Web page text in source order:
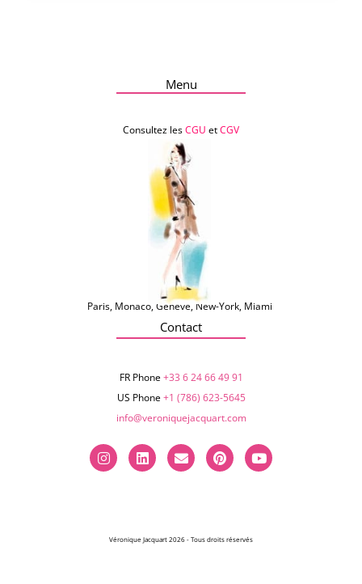
Menu
Consultez lesCGU etCGV
Paris, Monaco, Genève, New-York, Miami
Contact
FR Phone+33 6 24 66 49 91
US Phone+1 (786) 623-5645‬
info@veroniquejacquart.com
Véronique Jacquart 2026 - Tous droits réservés